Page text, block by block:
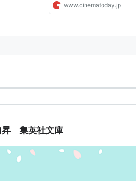
www.cinematoday.jp
昇 集英社文庫